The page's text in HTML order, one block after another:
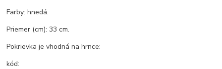
Farby: hnedá.
Priemer (cm): 33 cm.
Pokrievka je vhodná na hrnce:
kód: